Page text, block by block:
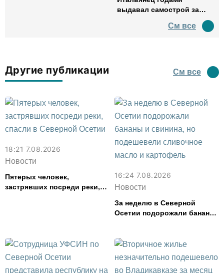
выдавал самострой за
водил туда туристов
См все
Другие публикации См все
18:21 7.08.2026
Новости
Пятерых человек,
застрявших посреди реки,
16:24 7.08.2026
Новости
За неделю в Северной
Осетии подорожали бананы
картофель